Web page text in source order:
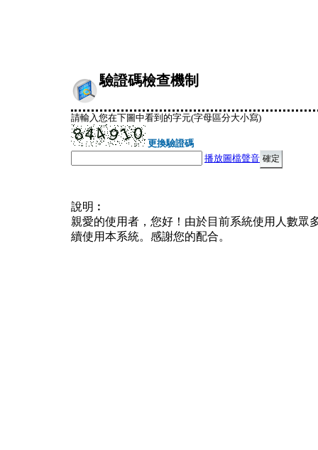
驗證碼檢查機制
請輸入您在下圖中看到的字元(字母區分大小寫)
更換驗證碼
播放圖檔聲音
說明︰
親愛的使用者，您好！由於目前系統使用人數眾
續使用本系統。感謝您的配合。